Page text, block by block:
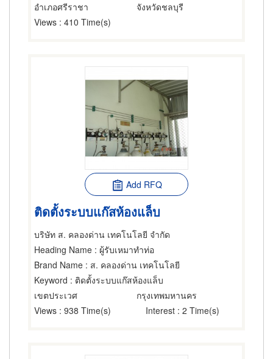
อำเภอศรีราชา
จังหวัดชลบุรี
Views : 410 Time(s)
Add RFQ
ติดตั้งระบบแก๊สห้องแล็บ
บริษัท ส. คลองด่าน เทคโนโลยี จำกัด
Heading Name : ผู้รับเหมาทำท่อ
Brand Name : ส. คลองด่าน เทคโนโลยี
Keyword : ติดตั้งระบบแก๊สห้องแล็บ
เขตประเวศ
กรุงเทพมหานคร
Views : 938 Time(s) Interest : 2 Time(s)